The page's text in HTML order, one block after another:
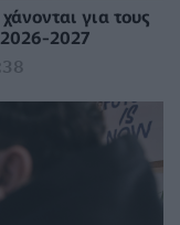
για τους
2026-2027